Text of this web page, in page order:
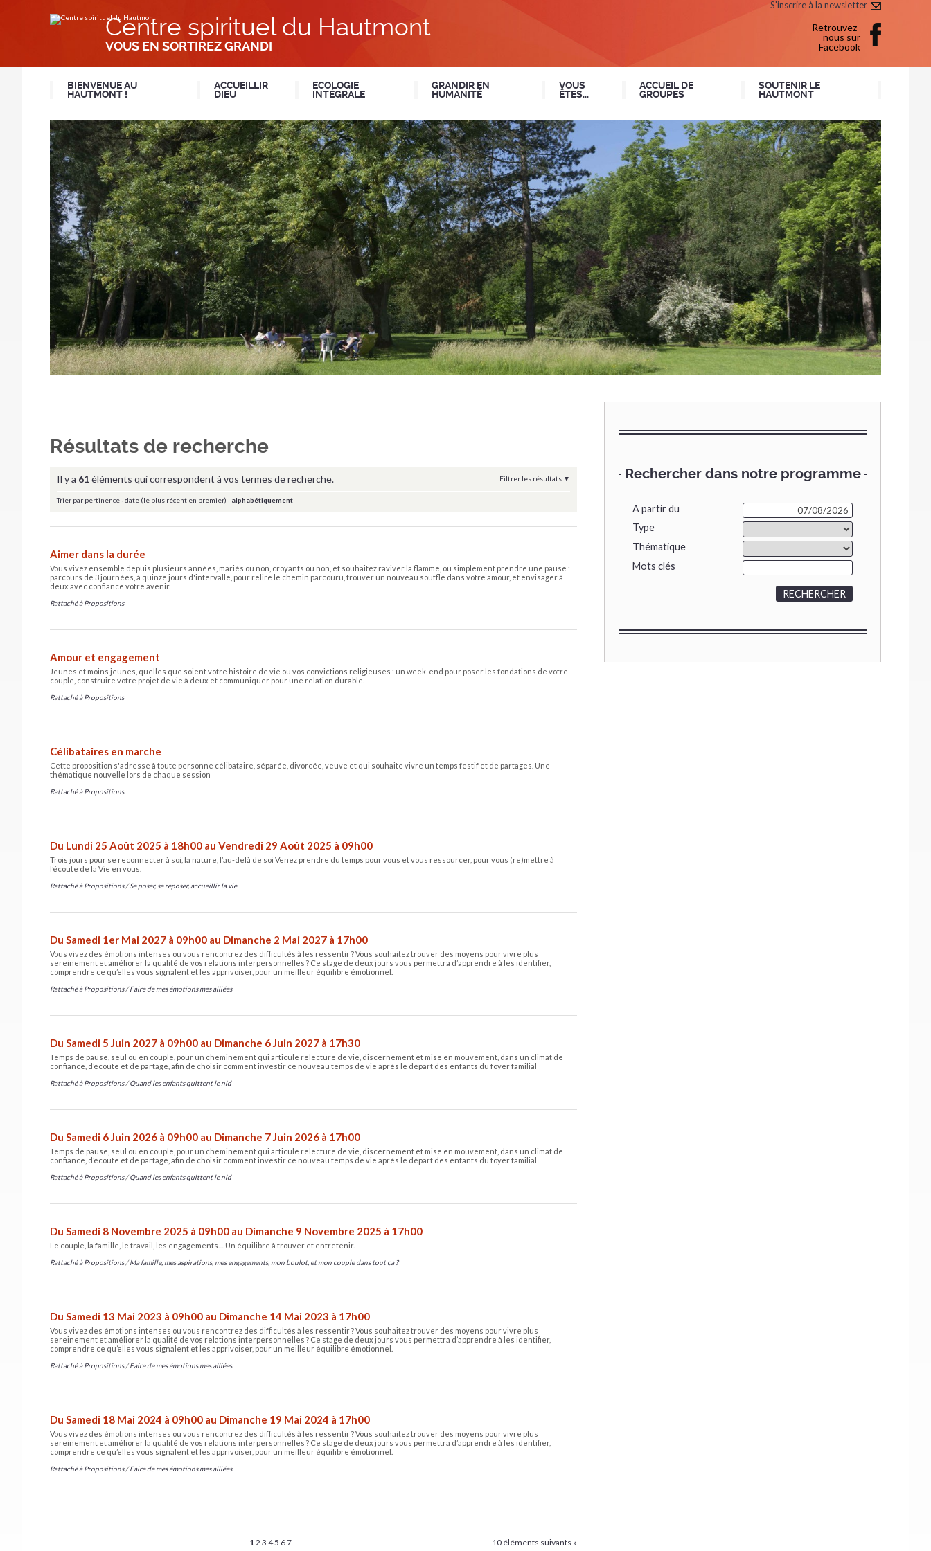
contenu.
S'inscrire à la newsletter
Retrouvez-
nous sur
Facebook
Centre spirituel du Hautmont
VOUS EN SORTIREZ GRANDI
BIENVENUE AU
HAUTMONT !
ACCUEILLIR
DIEU
ECOLOGIE
INTÉGRALE
GRANDIR EN
HUMANITÉ
VOUS
ÊTES...
ACCUEIL DE
GROUPES
SOUTENIR LE
HAUTMONT
Rechercher dans notre programme
A partir du
Type
Thématique
Mots clés
Résultats de recherche
Il y a 61éléments qui correspondent à vos termes de recherche. Filtrer les résultats
Trier par pertinence· date (le plus récent en premier) · alphabétiquement
Aimer dans la durée
Vous vivez ensemble depuis plusieurs années, mariés ou non, croyants ou non, et souhaitez raviver la flamme, ou simplement prendre une pause :
parcours de 3 journées, à quinze jours d'intervalle, pour relire le chemin parcouru, trouver un nouveau souffle dans votre amour, et envisager à
deux avec confiance votre avenir.
Rattaché à Propositions
Amour et engagement
Jeunes et moins jeunes, quelles que soient votre histoire de vie ou vos convictions religieuses : un week-end pour poser les fondations de votre
couple, construire votre projet de vie à deux et communiquer pour une relation durable.
Rattaché à Propositions
Célibataires en marche
Cette proposition s'adresse à toute personne célibataire, séparée, divorcée, veuve et qui souhaite vivre un temps festif et de partages. Une
thématique nouvelle lors de chaque session
Rattaché à Propositions
Du Lundi 25 Août 2025 à 18h00 au Vendredi 29 Août 2025 à 09h00
Trois jours pour se reconnecter à soi, la nature, l’au-delà de soi Venez prendre du temps pour vous et vous ressourcer, pour vous (re)mettre à
l’écoute de la Vie en vous.
Rattaché à Propositions /Se poser, se reposer, accueillir la vie
Du Samedi 1er Mai 2027 à 09h00 au Dimanche 2 Mai 2027 à 17h00
Vous vivez des émotions intenses ou vous rencontrez des difficultés à les ressentir ? Vous souhaitez trouver des moyens pour vivre plus
sereinement et améliorer la qualité de vos relations interpersonnelles ? Ce stage de deux jours vous permettra d’apprendre à les identifier,
comprendre ce qu’elles vous signalent et les apprivoiser, pour un meilleur équilibre émotionnel.
Rattaché à Propositions /Faire de mes émotions mes alliées
Du Samedi 5 Juin 2027 à 09h00 au Dimanche 6 Juin 2027 à 17h30
Temps de pause, seul ou en couple, pour un cheminement qui articule relecture de vie, discernement et mise en mouvement, dans un climat de
confiance, d’écoute et de partage, afin de choisir comment investir ce nouveau temps de vie après le départ des enfants du foyer familial
Rattaché à Propositions /Quand les enfants quittent le nid
Du Samedi 6 Juin 2026 à 09h00 au Dimanche 7 Juin 2026 à 17h00
Temps de pause, seul ou en couple, pour un cheminement qui articule relecture de vie, discernement et mise en mouvement, dans un climat de
confiance, d’écoute et de partage, afin de choisir comment investir ce nouveau temps de vie après le départ des enfants du foyer familial
Rattaché à Propositions /Quand les enfants quittent le nid
Du Samedi 8 Novembre 2025 à 09h00 au Dimanche 9 Novembre 2025 à 17h00
Le couple, la famille, le travail, les engagements… Un équilibre à trouver et entretenir.
Rattaché à Propositions /Ma famille, mes aspirations, mes engagements, mon boulot, et mon couple dans tout ça ?
Du Samedi 13 Mai 2023 à 09h00 au Dimanche 14 Mai 2023 à 17h00
Vous vivez des émotions intenses ou vous rencontrez des difficultés à les ressentir ? Vous souhaitez trouver des moyens pour vivre plus
sereinement et améliorer la qualité de vos relations interpersonnelles ? Ce stage de deux jours vous permettra d’apprendre à les identifier,
comprendre ce qu’elles vous signalent et les apprivoiser, pour un meilleur équilibre émotionnel.
Rattaché à Propositions /Faire de mes émotions mes alliées
Du Samedi 18 Mai 2024 à 09h00 au Dimanche 19 Mai 2024 à 17h00
Vous vivez des émotions intenses ou vous rencontrez des difficultés à les ressentir ? Vous souhaitez trouver des moyens pour vivre plus
sereinement et améliorer la qualité de vos relations interpersonnelles ? Ce stage de deux jours vous permettra d’apprendre à les identifier,
comprendre ce qu’elles vous signalent et les apprivoiser, pour un meilleur équilibre émotionnel.
Rattaché à Propositions /Faire de mes émotions mes alliées
10 éléments suivants »
1 2 3 45 67